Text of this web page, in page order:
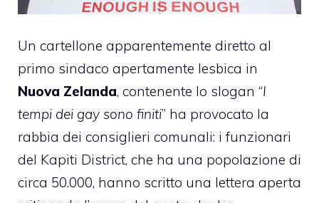
Un cartellone apparentemente diretto al
primo sindaco apertamente lesbica in
Nuova Zelanda, contenente lo slogan “I
tempi dei gay sono finiti” ha provocato la
rabbia dei consiglieri comunali: i funzionari
del Kapiti District, che ha una popolazione di
circa 50.000, hanno scritto una lettera aperta